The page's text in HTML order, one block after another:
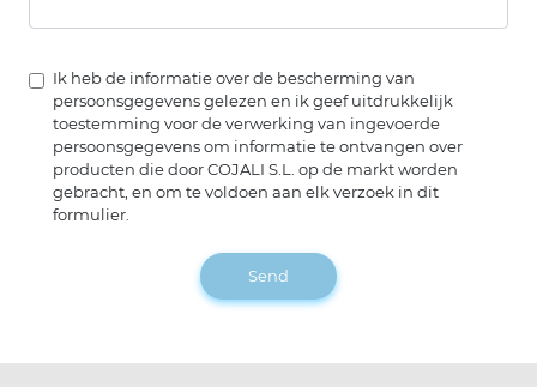
Ik heb de informatie over de bescherming van
persoonsgegevens gelezen en ik geef uitdrukkelijk
toestemming voor de verwerking van ingevoerde
persoonsgegevens om informatie te ontvangen over
producten die door COJALI S.L. op de markt worden
gebracht, en om te voldoen aan elk verzoek in dit
formulier.
Send